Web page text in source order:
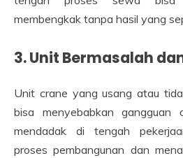
membengkak tanpa hasil yang
3. Unit Bermasalah
Unit crane yang usang atau
bisa menyebabkan gangguan
mendadak di tengah
proses pembangunan dan